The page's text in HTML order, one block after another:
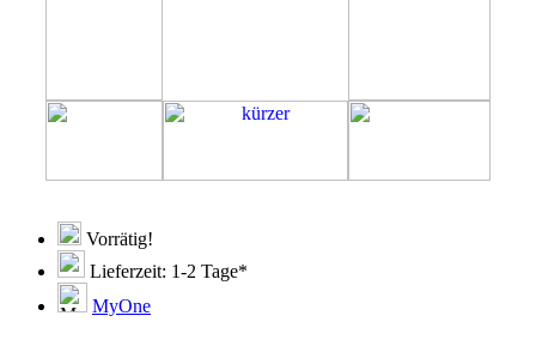
Vorrätig!
Lieferzeit: 1-2 Tage*
MyOne